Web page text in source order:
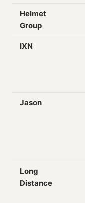
Helmet
Group
IXN
Jason
Long
Distance